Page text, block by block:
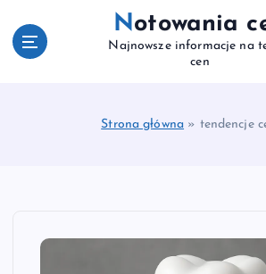
Notowania
Najnowsze informacje na
cen
Strona główna » tendencje